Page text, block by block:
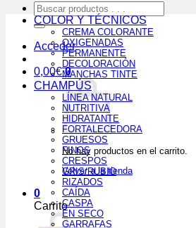
Buscar
por:
Acceder
0,00€ 0
No hay productos en el carrito.
Volver a la tienda
0
Carrito
COLOR Y TÉCNICOS
CREMA COLORANTE
OXIGENADAS
PERMANENTE
DECOLORACIÓN
MANCHAS TINTE
CHAMPÚS
LÍNEA NATURAL
NUTRITIVA
HIDRATANTE
FORTALECEDORA
GRUESOS
FINOS
CRESPOS
GRIS/RUBIO
RIZADOS
CAÍDA
CASPA
EN SECO
GARRAFAS